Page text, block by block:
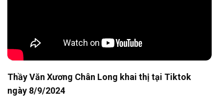
Thầy Văn Xương Chân Long khai thị tại Tiktok
ngày 8/9/2024